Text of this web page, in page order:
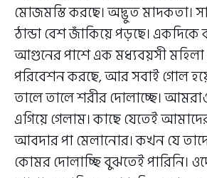
মোজমস্তি করছে। অদ্ভুত মাদকতা।
ঠান্ডা বেশ জাঁকিয়ে পড়ছে।
আগুনের পাশে এক মধ্যবয়সী মহিলা
পরিবেশন করছে, আর সবাই গোল
তালে তালে শরীর দোলাচ্ছে।
এগিয়ে গেলাম। কাছে যেতেই
আবদার পা মেলানোর। কখন যে
কোমর দোলাচ্ছি বুঝতেই পারিনি।